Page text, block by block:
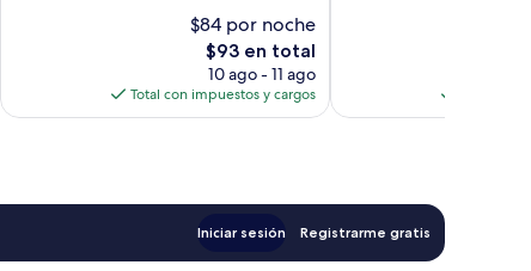
$84 por noche
El
precio
actual
es
$93 en total
10 ago - 11 ago
Total con impuestos y cargos
Iniciar sesión Registrarme gratis